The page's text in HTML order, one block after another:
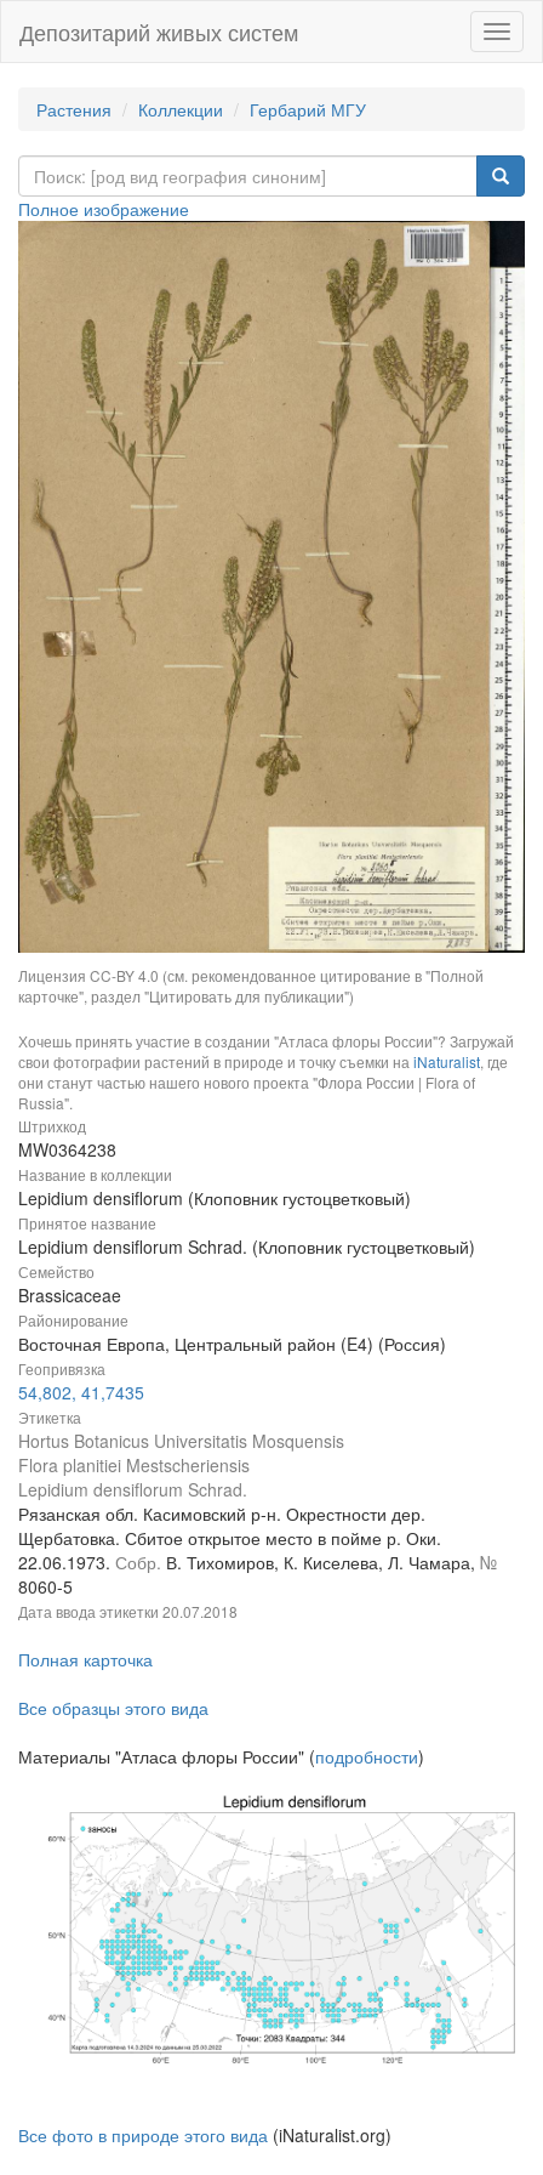
Депозитарий живых систем
Растения Коллекции Гербарий МГУ
Полное изображение
Лицензия CC-BY 4.0 (см. рекомендованное цитирование в "Полной
карточке", раздел "Цитировать для публикации")
Хочешь принять участие в создании "Атласа флоры России"? Загружай
свои фотографии растений в природе и точку съемки на iNaturalist, где
они станут частью нашего нового проекта "Флора России | Flora of
Russia".
Штрихкод
MW0364238
Название в коллекции
Lepidium densiflorum (Клоповник густоцветковый)
Принятое название
Lepidium densiflorum Schrad. (Клоповник густоцветковый)
Семейство
Brassicaceae
Районирование
Восточная Европа, Центральный район (E4) (Россия)
Геопривязка
54,802, 41,7435
Этикетка
Hortus Botanicus Universitatis Mosquensis
Flora planitiei Mestscheriensis
Lepidium densiflorum Schrad.
Рязанская обл. Касимовский р-н. Окрестности дер.
Щербатовка. Сбитое открытое место в пойме р. Оки.
22.06.1973. Собр. В. Тихомиров, К. Киселева, Л. Чамара, №
8060-5
Дата ввода этикетки 20.07.2018
Полная карточка
Все образцы этого вида
Материалы "Атласа флоры России" (подробности)
Все фото в природе этого вида (iNaturalist.org)